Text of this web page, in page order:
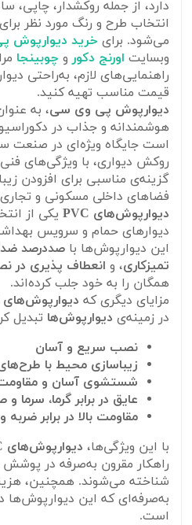
دارد، از جمله روکشدار، چاپی،
انتخاب طرح و رنگ مورد نظر
می‌شود. برای خرید دیوارپوش
وبسایت اورنج دکور و چوبینجا
راهنمایی‌های لازم، به‌راحتی
قیمت مناسب تهیه کنید.
دیوارپوش پی وی سی، به
هوشمندانه و جذاب در
است جایگاه ویژه‌ای در صنعت
روکش دیواری، با ویژگی‌های
گزینه‌ی مناسبی برای افزودن
فضاهای داخلی مسکونی و
دیوارپوش‌های PVC
یکی از
دیوارهای حمام و سرویس
این دیوارپوش‌ها با صددرصد
تمیزکاری، و انعطاف پذیری در
همگان را به خود جلب کرده‌اند.
مزایای دیگری که دیوارپوش‌های PVC
در زمینه‌ی دیوارپوش‌ها تبدیل
نصب سریع و آسان
زیباسازی محیط با
شستشوی آسان و مقاومت
عایق در برابر گرما، سرما و
مقاومت بالا در برابر ضربه
با این ویژگی‌ها، دیوارپوش‌های PVC
راهکار مقرون به‌صرفه در پوشش
شناخته می‌شوند. همچنین،
به‌صرفه‌ای که این دیوارپوش‌ها
است.